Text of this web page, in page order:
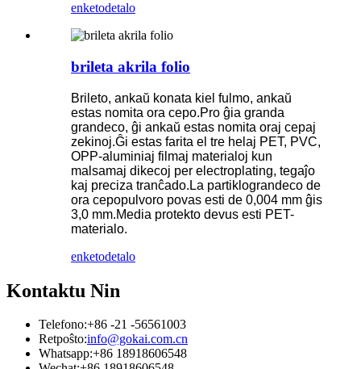
enketodetalo
brileta akrila folio
Brileto, ankaŭ konata kiel fulmo, ankaŭ
estas nomita ora cepo.Pro ĝia granda
grandeco, ĝi ankaŭ estas nomita oraj cepaj
zekinoj.Ĝi estas farita el tre helaj PET, PVC,
OPP-aluminiaj filmaj materialoj kun
malsamaj dikecoj per electroplating, tegaĵo
kaj preciza tranĉado.La partiklograndeco de
ora cepopulvoro povas esti de 0,004 mm ĝis
3,0 mm.Media protekto devus esti PET-
materialo.
enketodetalo
Kontaktu Nin
Telefono:+86 -21 -56561003
Retpoŝto:info@gokai.com.cn
Whatsapp:+86 18918606548